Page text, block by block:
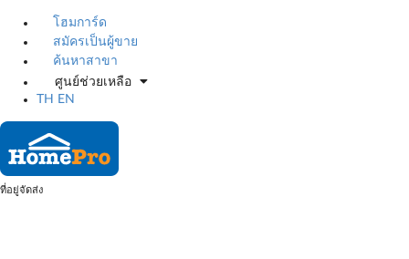
โฮมการ์ด
สมัครเป็นผู้ขาย
ค้นหาสาขา
ศูนย์ช่วยเหลือ
TH
EN
ที่อยู่จัดส่ง